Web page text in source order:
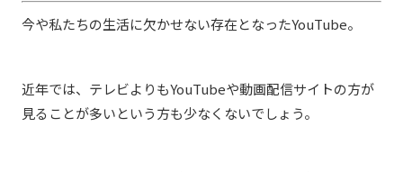
今や私たちの生活に欠かせない存在となったYouTube。
近年では、テレビよりもYouTubeや動画配信サイトの方が
見ることが多いという方も少なくないでしょう。